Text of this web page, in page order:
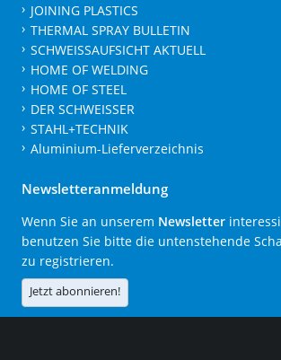
JOINING PLASTICS
THERMAL SPRAY BULLETIN
SCHWEISSAUFSICHT AKTUELL
HOME OF WELDING
HOME OF STEEL
DER SCHWEISSER
STAHL+TECHNIK
Aluminium-Lieferverzeichnis
Newsletteranmeldung
Wenn Sie an unserem Newsletter
benutzen Sie bitte die untenstehende
zu registrieren.
Jetzt abonnieren!